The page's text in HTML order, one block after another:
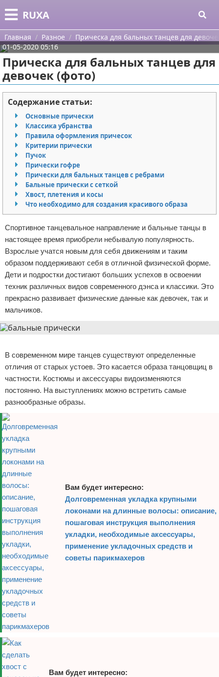
RUXA
Меню
Главная
Категории
Уход за кожей
Одежда
Шоппинг
Подарки
Украшения
Косметика
Уход за волосами
Уход за ногтями
Макияж
СПА процедуры
Парфюмерия
Уход за лицом
Хирургия
Поиск
О проекте
Контакты
Сотрудничество
Размещение рекламы
Для правообладателей
Условия предоставления информации
Отказ от ответственности
Главная Разное
Прическа для бальных танцев для
01-05-2020 05:16
Прическа для бальных танцев для
девочек (фото)
Содержание статьи:
Основные прически
Классика убранства
Правила оформления причесок
Критерии прически
Пучок
Прически гофре
Прически для бальных танцев с ребрами
Бальные прически с сеткой
Хвост, плетения и косы
Что необходимо для создания красивого образа
Спортивное танцевальное направление и бальные танцы в
настоящее время приобрели небывалую популярность.
Взрослые учатся новым для себя движениям и таким
образом поддерживают себя в отличной физической форме.
Дети и подростки достигают больших успехов в освоении
техник различных видов современного дэнса и классики. Это
прекрасно развивает физические данные как девочек, так и
мальчиков.
В современном мире танцев существуют определенные
отличия от старых устоев. Это касается образа танцовщиц в
частности. Костюмы и аксессуары видоизменяются
постоянно. На выступлениях можно встретить самые
разнообразные образы.
Вам будет интересно:
Долговременная укладка крупными
локонами на длинные волосы: описание,
пошаговая инструкция выполнения
укладки, необходимые аксессуары,
применение укладочных средств и
советы парикмахеров
Вам будет интересно: